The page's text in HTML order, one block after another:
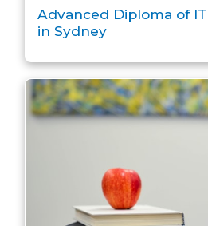
Advanced Diploma of
in Sydney